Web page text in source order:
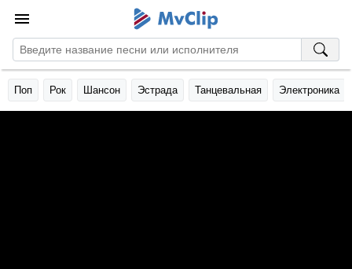
Поп Рок Шансон Эстрада Танцевальная Электроника